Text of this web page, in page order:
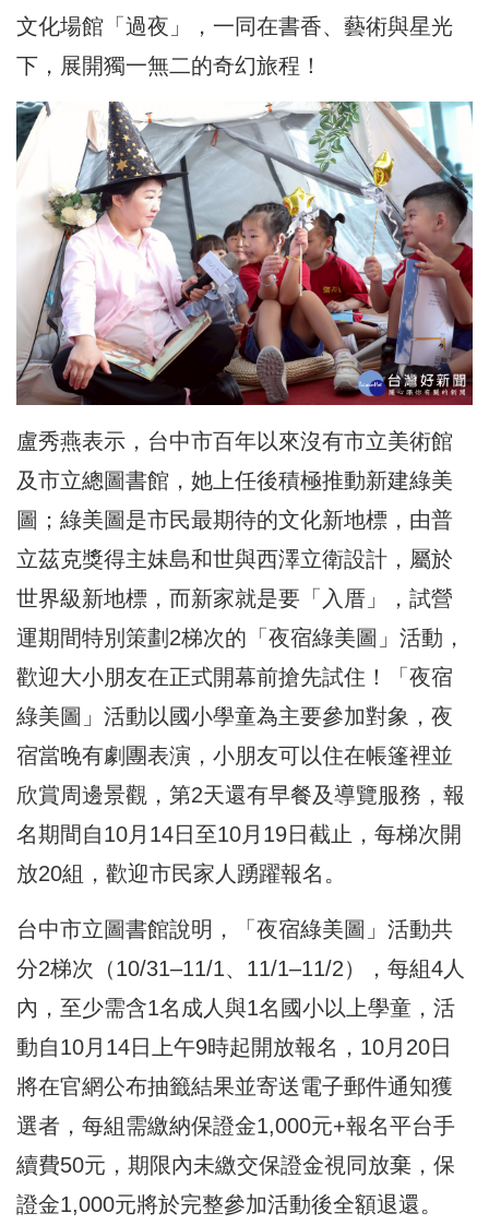
文化場館「過夜」，一同在書香、藝術與星光
下，展開獨一無二的奇幻旅程！
盧秀燕表示，台中市百年以來沒有市立美術館
及市立總圖書館，她上任後積極推動新建綠美
圖；綠美圖是市民最期待的文化新地標，由普
立茲克獎得主妹島和世與西澤立衛設計，屬於
世界級新地標，而新家就是要「入厝」，試營
運期間特別策劃2梯次的「夜宿綠美圖」活動，
歡迎大小朋友在正式開幕前搶先試住！「夜宿
綠美圖」活動以國小學童為主要參加對象，夜
宿當晚有劇團表演，小朋友可以住在帳篷裡並
欣賞周邊景觀，第2天還有早餐及導覽服務，報
名期間自10月14日至10月19日截止，每梯次開
放20組，歡迎市民家人踴躍報名。
台中市立圖書館說明，「夜宿綠美圖」活動共
分2梯次（10/31–11/1、11/1–11/2），每組4人
內，至少需含1名成人與1名國小以上學童，活
動自10月14日上午9時起開放報名，10月20日
將在官網公布抽籤結果並寄送電子郵件通知獲
選者，每組需繳納保證金1,000元+報名平台手
續費50元，期限內未繳交保證金視同放棄，保
證金1,000元將於完整參加活動後全額退還。